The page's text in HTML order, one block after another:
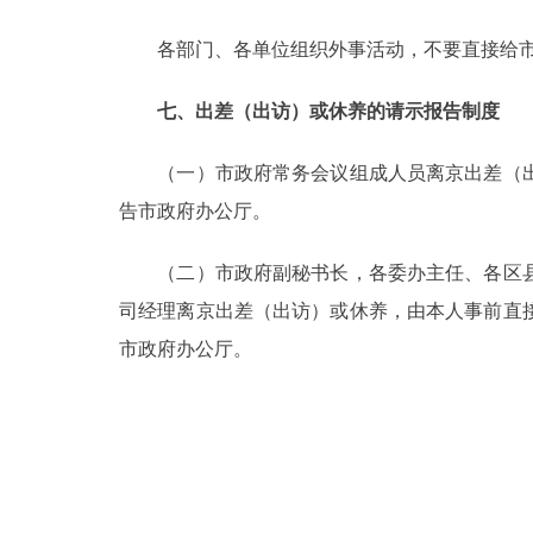
各部门、各单位组织外事活动，不要直接给市
七、出差（出访）或休养的请示报告制度
（一）市政府常务会议组成人员离京出差（
告市政府办公厅。
（二）市政府副秘书长，各委办主任、各区
司经理离京出差（出访）或休养，由本人事前
市政府办公厅。